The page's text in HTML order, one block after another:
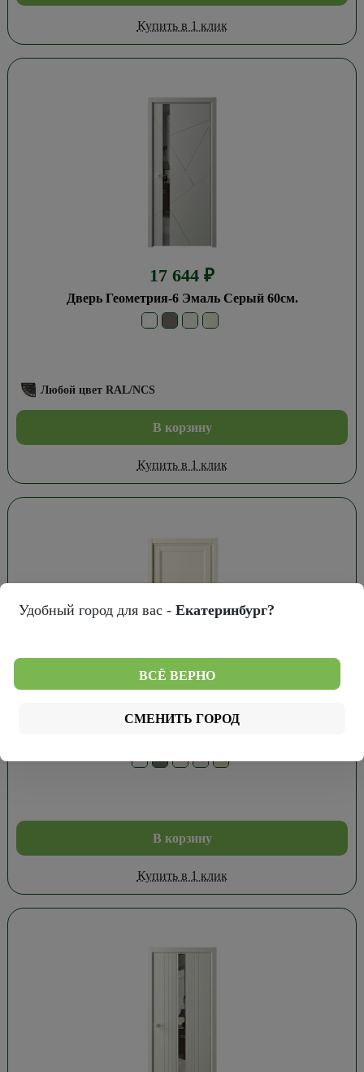
Купить в 1 клик
17 644 ₽
Дверь Геометрия-6 Эмаль Серый 60см.
Любой цвет RAL/NCS
В корзину
Купить в 1 клик
8 920₽
В корзину
Купить в 1 клик
Удобный город для вас - Екатеринбург?
ВСЁ ВЕРНО
СМЕНИТЬ ГОРОД